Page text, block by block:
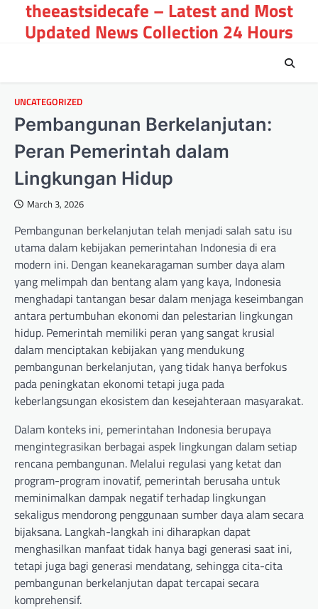
content
theeastsidecafe – Latest and Most
Updated News Collection 24 Hours
UNCATEGORIZED
Pembangunan Berkelanjutan:
Peran Pemerintah dalam
Lingkungan Hidup
March 3, 2026
Pembangunan berkelanjutan telah menjadi salah satu isu
utama dalam kebijakan pemerintahan Indonesia di era
modern ini. Dengan keanekaragaman sumber daya alam
yang melimpah dan bentang alam yang kaya, Indonesia
menghadapi tantangan besar dalam menjaga keseimbangan
antara pertumbuhan ekonomi dan pelestarian lingkungan
hidup. Pemerintah memiliki peran yang sangat krusial
dalam menciptakan kebijakan yang mendukung
pembangunan berkelanjutan, yang tidak hanya berfokus
pada peningkatan ekonomi tetapi juga pada
keberlangsungan ekosistem dan kesejahteraan masyarakat.
Dalam konteks ini, pemerintahan Indonesia berupaya
mengintegrasikan berbagai aspek lingkungan dalam setiap
rencana pembangunan. Melalui regulasi yang ketat dan
program-program inovatif, pemerintah berusaha untuk
meminimalkan dampak negatif terhadap lingkungan
sekaligus mendorong penggunaan sumber daya alam secara
bijaksana. Langkah-langkah ini diharapkan dapat
menghasilkan manfaat tidak hanya bagi generasi saat ini,
tetapi juga bagi generasi mendatang, sehingga cita-cita
pembangunan berkelanjutan dapat tercapai secara
komprehensif.